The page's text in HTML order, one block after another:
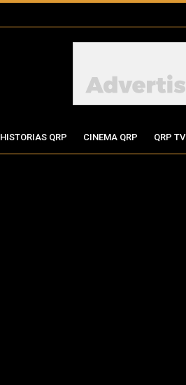
HISTORIAS QRP CINEMA QRP QRP TV